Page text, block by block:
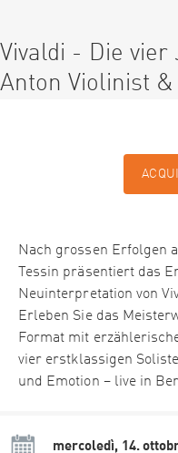
Vivaldi - Die
Anton Violinist
Nach grossen Erfolgen
Tessin präsentiert das
Neuinterpretation von
Erleben Sie das
Format mit
vier erstklassigen
und Emotion – live in
mercoledì, 14.